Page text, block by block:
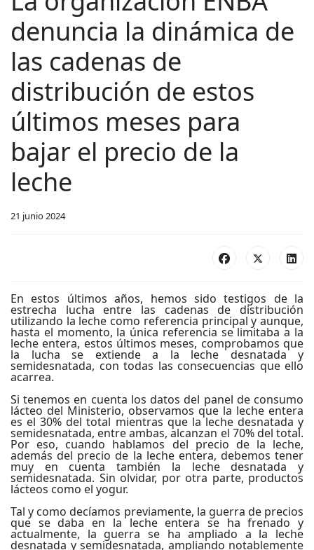
denuncia la dinámica de
las cadenas de
distribución de estos
últimos meses para
bajar el precio de la
leche
21 junio 2024
En estos últimos años, hemos sido testigos de la
estrecha lucha entre las cadenas de distribución
utilizando la leche como referencia principal y aunque,
hasta el momento, la única referencia se limitaba a la
leche entera, estos últimos meses, comprobamos que
la lucha se extiende a la leche desnatada y
semidesnatada, con todas las consecuencias que ello
acarrea.
Si tenemos en cuenta los datos del panel de consumo
lácteo del Ministerio, observamos que la leche entera
es el 30% del total mientras que la leche desnatada y
semidesnatada, entre ambas, alcanzan el 70% del total.
Por eso, cuando hablamos del precio de la leche,
además del precio de la leche entera, debemos tener
muy en cuenta también la leche desnatada y
semidesnatada. Sin olvidar, por otra parte, productos
lácteos como el yogur.
Tal y como decíamos previamente, la guerra de precios
que se daba en la leche entera se ha frenado y
actualmente, la guerra se ha ampliado a la leche
desnatada y semidesnatada, ampliando notablemente